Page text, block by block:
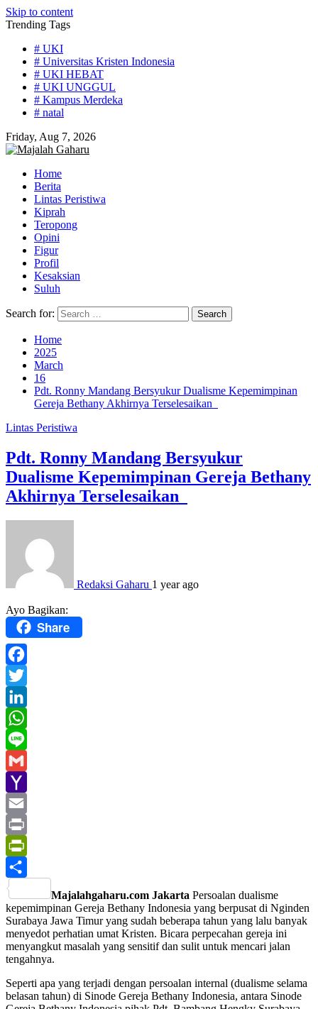
Skip to content
Trending Tags
# UKI
# Universitas Kristen Indonesia
# UKI HEBAT
# UKI UNGGUL
# Kampus Merdeka
# natal
Friday, Aug 7, 2026
Home
Berita
Lintas Peristiwa
Kiprah
Teropong
Opini
Figur
Profil
Kesaksian
Suluh
Search for:
Home
2025
March
16
Pdt. Ronny Mandang Bersyukur Dualisme Kepemimpinan
Gereja Bethany Akhirnya Terselesaikan
Lintas Peristiwa
Pdt. Ronny Mandang Bersyukur
Dualisme Kepemimpinan Gereja Bethany
Akhirnya Terselesaikan
Redaksi Gaharu 1 year ago
Ayo Bagikan:
Share
Facebook
Twitter
LinkedIn
WhatsApp
Line
Gmail
Yahoo
Mail
Email
Print
PrintFriendly
Share
Majalahgaharu.com Jakarta Persoalan dualisme
kepemimpinan Gereja Bethany Indonesia yang berpusat di Nginden
Surabaya Jawa Timur yang sudah beberapa tahun yang lalu banyak
menyedot perhatian umat Kristen. Bicara perpecahan gereja ini
menyangkut masalah yang sensitif dan sulit untuk mencari jalan
tengahnya.
Seperti apa yang terjadi dengan persoalan internal (dualisme selama
belasan tahun) di Sinode Gereja Bethany Indonesia, antara Sinode